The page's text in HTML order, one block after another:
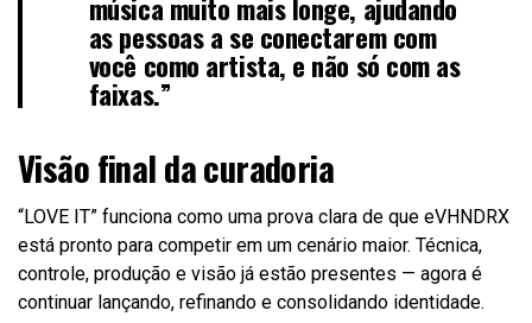
as pessoas a se conectarem com
você como artista, e não só com as
faixas.”
Visão final da curadoria
“LOVE IT” funciona como uma prova clara de que eVHNDRX
está pronto para competir em um cenário maior. Técnica,
controle, produção e visão já estão presentes — agora é
continuar lançando, refinando e consolidando identidade.